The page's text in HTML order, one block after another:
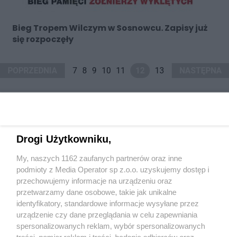
Bieg Tropem Wilczym w Sosnowcu. Zapisy już
się rozpoczęły
7 8 9 10 11 13
Wydawca mediówlokalnych
Nie zapomnij
zapoznać się z:
polityką prywatności
Drogi Użytkowniku,
My, naszych 1162 zaufanych partnerów oraz inne
podmioty z Media Operator sp z.o.o. uzyskujemy dostęp i
przechowujemy informacje na urządzeniu oraz
przetwarzamy dane osobowe, takie jak unikalne
identyfikatory, standardowe informacje wysyłane przez
urządzenie czy dane przeglądania w celu zapewniania
spersonalizowanych reklam, wybór spersonalizowanych